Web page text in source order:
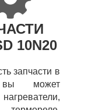
10N20
запчасти в
вы может